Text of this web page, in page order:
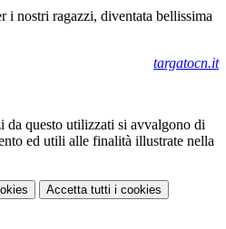
i nostri ragazzi, diventata bellissima
targatocn.it
da questo utilizzati si avvalgono di
ed utili alle finalità illustrate nella
Accetta tutti i cookies